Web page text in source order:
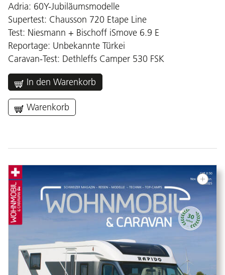
Adria: 60Y-Jubiläumsmodelle
Supertest: Chausson 720 Etape Line
Test: Niesmann + Bischoff iSmove 6.9 E
Reportage: Unbekannte Türkei
Caravan-Test: Dethleffs Camper 530 FSK
In den Warenkorb
Warenkorb